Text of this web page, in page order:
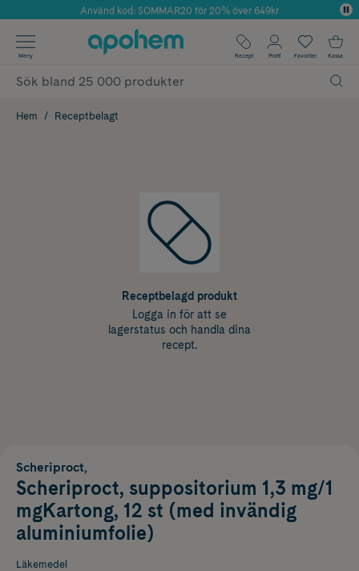
Årets Butik 2025 inom Skönhet
Använd kod: SOMMAR20 för 20% över 649kr
✓ Fri frakt
✓ Poäng på alla köp*
Meny Recept Profil Favoriter Kassa
Hem Receptbelagt
Receptbelagd produkt
Logga in för att se
lagerstatus och handla dina
recept.
Scheriproct,
Scheriproct, suppositorium 1,3 mg/1
mgKartong, 12 st (med invändig
aluminiumfolie)
Läkemedel